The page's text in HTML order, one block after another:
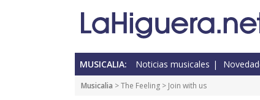
MUSICALIA: Noticias musicales
Musicalia >The Feeling > Join with us